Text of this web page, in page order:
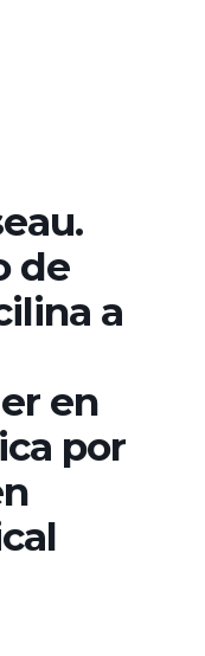
de
a
en
por